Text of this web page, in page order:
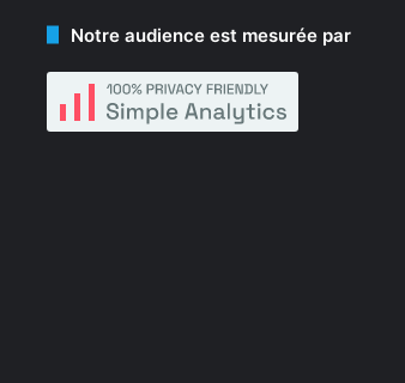
Notre audience est mesurée par